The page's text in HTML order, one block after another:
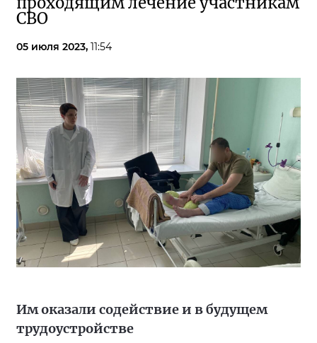
СВО
05 июля 2023, 11:54
Им оказали содействие и в будущем
трудоустройстве